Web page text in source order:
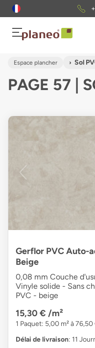
Espace plancher Sol
PAGE 57 |
Gerflor PVC Auto-
Beige
0,08 mm Couche
Vinyle solide - Sans
PVC - beige
15,30 € /m²
1 Paquet: 5,00 m² à 76,50
Délai de livraison: 11